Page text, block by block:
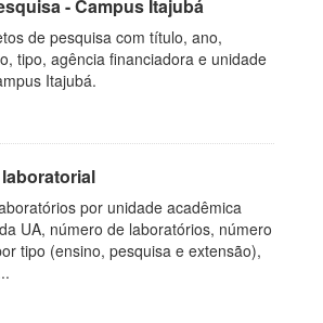
- Campus Itajubá
de pesquisa com título, ano,
tipo, agência financiadora e unidade
Itajubá.
por unidade acadêmica
UA, número de laboratórios, número
tipo (ensino, pesquisa e extensão),